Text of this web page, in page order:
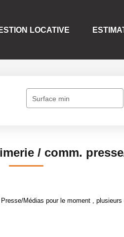
LOCATIVE
Surface min
/ comm.
Médias pour le moment ,